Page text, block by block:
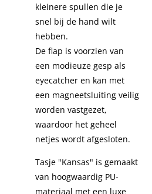
kleinere spullen die je
snel bij de hand wilt
hebben.
De flap is voorzien van
een modieuze gesp als
eyecatcher en kan met
een magneetsluiting veilig
worden vastgezet,
waardoor het geheel
netjes wordt afgesloten.
Tasje "Kansas" is gemaakt
van hoogwaardig PU-
materiaal met een luxe